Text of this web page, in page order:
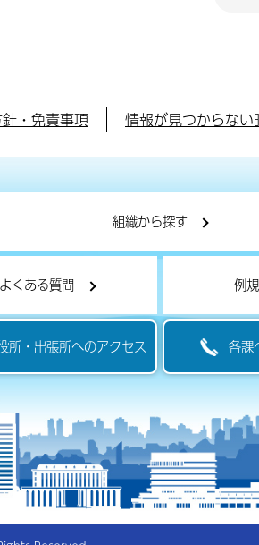
・免責事項 情報が見つからない
組織から探す
よくある質問 例
所・出張所へのアクセス 各課